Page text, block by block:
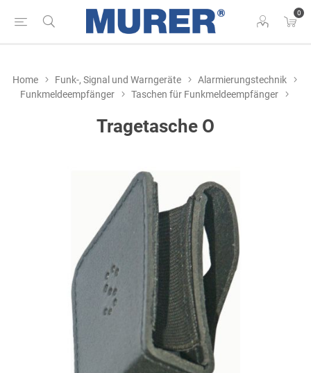
0
Home Funk-, Signal und Warngeräte
Alarmierungstechnik
Funkmeldeempfänger
Taschen für Funkmeldeempfänger
Tragetasche O